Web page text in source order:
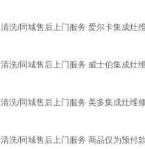
洗/同城售后上门服务 爱尔卡集成灶
洗/同城售后上门服务 威士伯集成灶
洗/同城售后上门服务 美多集成灶维
洗/同城售后上门服务 商品仅为预付